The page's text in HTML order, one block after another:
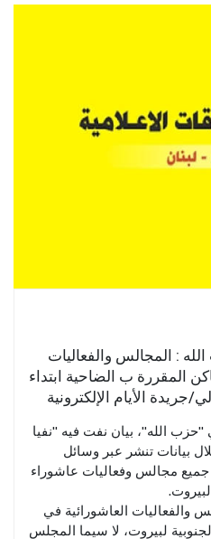
: المجالس والفعاليات
المقررة ب الضاحية ابتداء
"حزب الله"، بيان نفت فيه "نفيا
بيانات تنشر عبر وسائل
جميع مجالس وفعاليات عاشوراء
والفعاليات العاشورائية في
لبيروت، لا سيما المجلس